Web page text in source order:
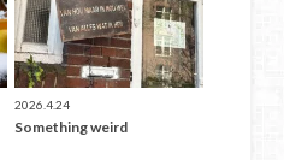
2026.4.24
Something weird